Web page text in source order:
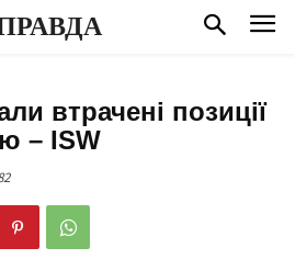
втрачені позиції
– ISW